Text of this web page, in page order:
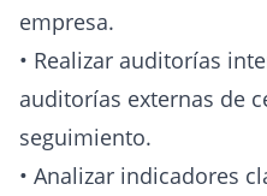
empresa.
• Realizar auditorías
auditorías externas de
seguimiento.
• Analizar indicadores